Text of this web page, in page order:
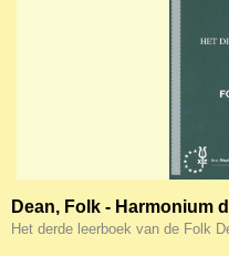
Dean, Folk - Harmonium
Het derde leerboek van de Folk